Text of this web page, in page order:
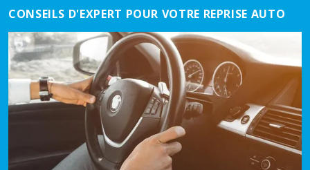
CONSEILS D'EXPERT POUR VOTRE REPRISE AUTO